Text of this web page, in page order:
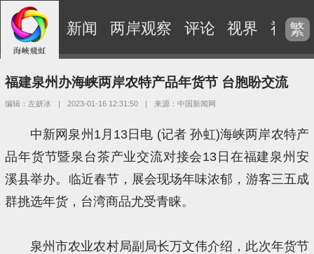
新闻 两岸观察 评论 视界 视频
繁
福建泉州办海峡两岸农特产品年货节 台胞盼交流
编辑：左妍冰 | 2023-01-16 12:31:50 | 来源：中国新闻网
中新网泉州1月13日电 (记者 孙虹)海峡两岸农特产
品年货节暨泉台茶产业交流对接会13日在福建泉州安
溪县举办。临近春节，展会现场年味浓郁，游客三五成
群挑选年货，台湾商品尤受青睐。
泉州市农业农村局副局长万文伟介绍，此次年货节